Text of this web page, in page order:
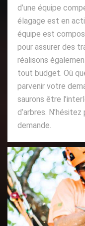
d’une équipe
élagage est en
équipe est
pour assurer des
réalisons
tout budget. Où
parvenir votre
saurons être
d’arbres.
demande.